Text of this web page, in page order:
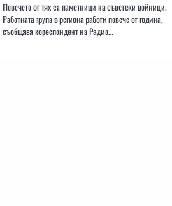
Повечето от тях са паметници на съветски войници.
Работната група в региона работи повече от година,
съобщава кореспондент на Радио…